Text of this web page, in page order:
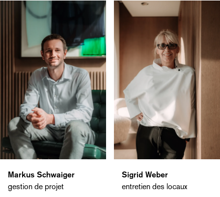
Markus Schwaiger
gestion de projet
Sigrid Weber
entretien des locaux